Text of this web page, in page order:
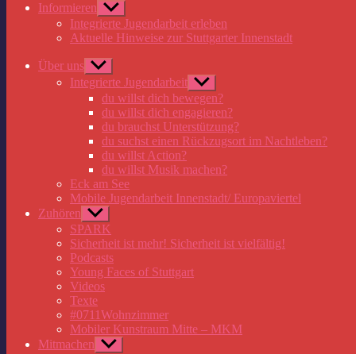
Informieren Untermenü
anzeigen
Integrierte Jugendarbeit erleben
Aktuelle Hinweise zur Stuttgarter Innenstadt
Über uns Untermenü
anzeigen
Integrierte Jugendarbeit Untermenü
anzeigen
du willst dich bewegen?
du willst dich engagieren?
du brauchst Unterstützung?
du suchst einen Rückzugsort im Nachtleben?
du willst Action?
du willst Musik machen?
Eck am See
Mobile Jugendarbeit Innenstadt/ Europaviertel
Zuhören Untermenü
anzeigen
SPARK
Sicherheit ist mehr! Sicherheit ist vielfältig!
Podcasts
Young Faces of Stuttgart
Videos
Texte
#0711Wohnzimmer
Mobiler Kunstraum Mitte – MKM
Mitmachen Untermenü